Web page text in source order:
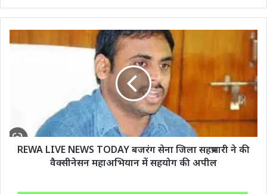
REWA LIVE NEWS TODAY बजरंग सेना जिला सहप्रभारी ने की
वैक्सीनेसन महाअभियान में सहयोग की अपील